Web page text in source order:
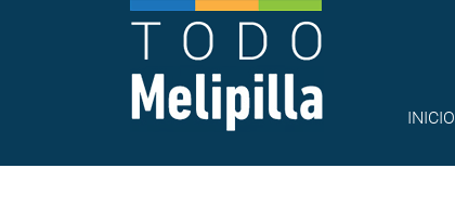
INICIO